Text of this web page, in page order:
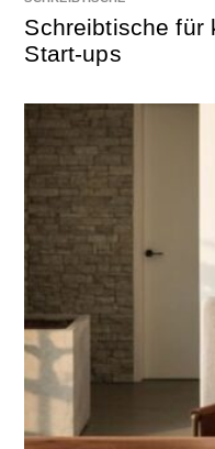
Schreibtische für
Start-ups